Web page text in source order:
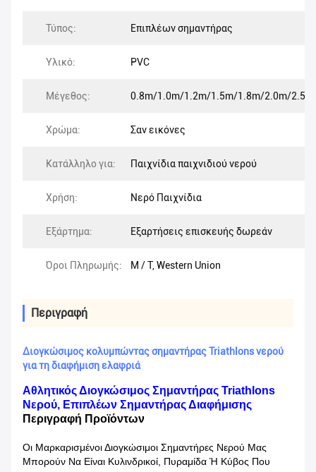
Τύπος: Επιπλέων σημαντήρας
Υλικό: PVC
Μέγεθος: 0.8m/1.0m/1.2m/1.5m/1.8m/2.0m/2.5m
Χρώμα: Σαν εικόνες
Κατάλληλο για: Παιχνίδια παιχνιδιού νερού
Χρήση: Νερό Παιχνίδια
Εξάρτημα: Εξαρτήσεις επισκευής δωρεάν
Όροι Πληρωμής: Μ / Τ, Western Union
Περιγραφή
Διογκώσιμος κολυμπώντας σημαντήρας Triathlons νερού
για τη διαφήμιση ελαφριά
Αθλητικός Διογκώσιμος Σημαντήρας Triathlons
Νερού, Επιπλέων Σημαντήρας Διαφήμισης
Περιγραφή Προϊόντων
Οι Μαρκαρισμένοι Διογκώσιμοι Σημαντήρες Νερού Μας
Μπορούν Να Είναι Κυλινδρικοί, Πυραμίδα Ή Κύβος Που